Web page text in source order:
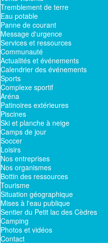
Tremblement de terre
Eau potable
Panne de courant
Message d'urgence
Services et ressources
Communauté
Actualités et événements
Calendrier des événements
Sports
Complexe sportif
Aréna
Patinoires extérieures
Piscines
Ski et planche à neige
Camps de jour
Soccer
Loisirs
Nos entreprises
Nos organismes
Bottin des ressources
Tourisme
Situation géographique
Mises à l'eau publique
Sentier du Petit lac des Cèdres
Camping
Photos et vidéos
Contact